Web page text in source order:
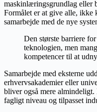
maskinlæringsgrundlag eller
Formålet er at give alle, ikke
samarbejde med de nye
Den største barriere
teknologien, men
kompetencer til at
Samarbejde med eksterne
erhvervsakademier eller
bliver også mere almindeligt.
fagligt niveau og tilpasset